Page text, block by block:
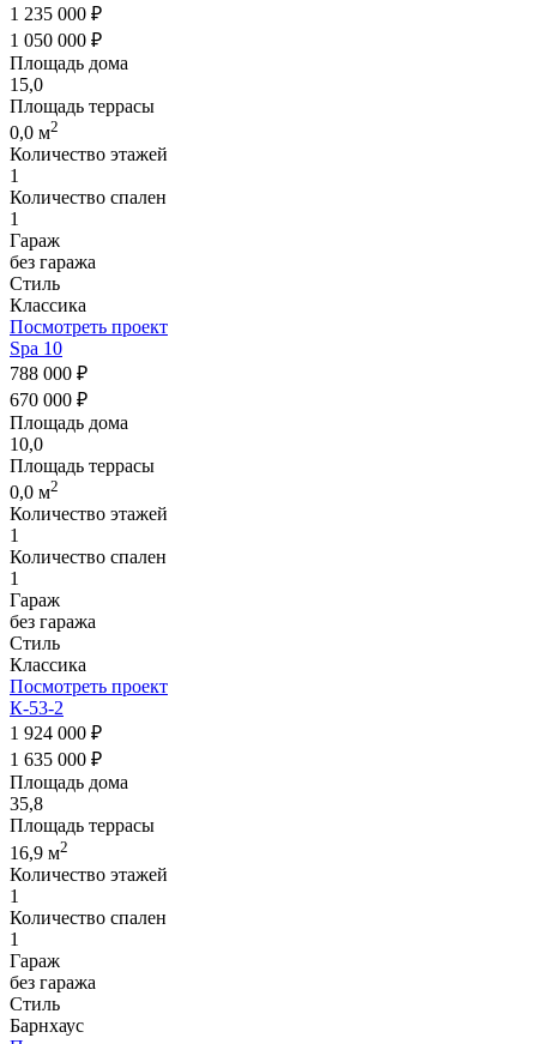
1 235 000 ₽
1 050 000 ₽
Площадь дома
15,0
Площадь террасы
0,0 м2
Количество этажей
1
Количество спален
1
Гараж
без гаража
Стиль
Классика
Посмотреть проект
Spa 10
788 000 ₽
670 000 ₽
Площадь дома
10,0
Площадь террасы
0,0 м2
Количество этажей
1
Количество спален
1
Гараж
без гаража
Стиль
Классика
Посмотреть проект
К-53-2
1 924 000 ₽
1 635 000 ₽
Площадь дома
35,8
Площадь террасы
16,9 м2
Количество этажей
1
Количество спален
1
Гараж
без гаража
Стиль
Барнхаус